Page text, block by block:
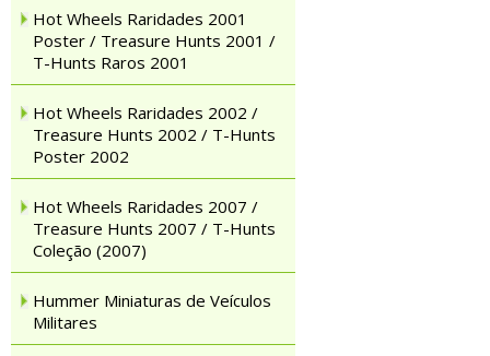
Hot Wheels Raridades 2001
Poster / Treasure Hunts 2001 /
T-Hunts Raros 2001
Hot Wheels Raridades 2002 /
Treasure Hunts 2002 / T-Hunts
Poster 2002
Hot Wheels Raridades 2007 /
Treasure Hunts 2007 / T-Hunts
Coleção (2007)
Hummer Miniaturas de Veículos
Militares